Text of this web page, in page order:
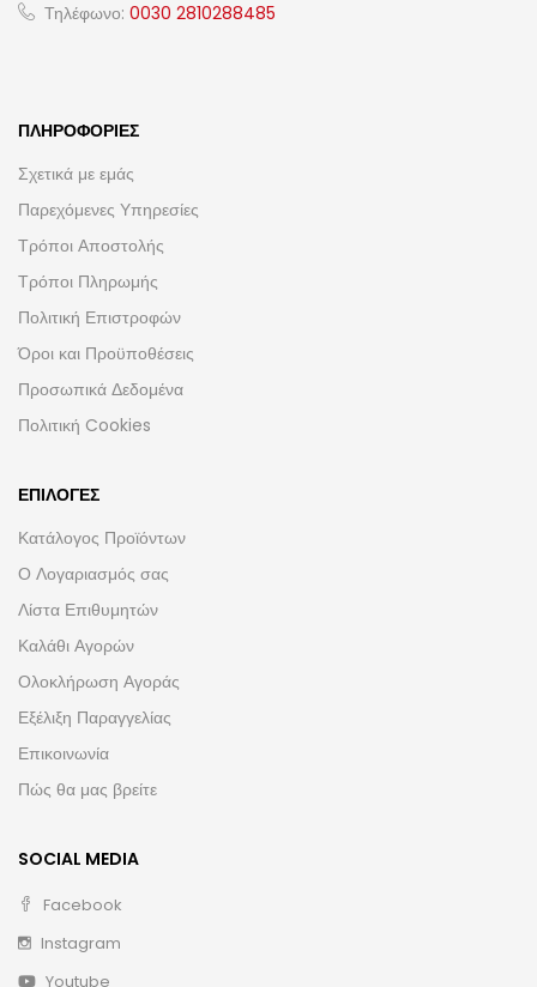
Τηλέφωνο: 0030 2810288485
ΠΛΗΡΟΦΟΡΊΕΣ
Σχετικά με εμάς
Παρεχόμενες Υπηρεσίες
Τρόποι Αποστολής
Τρόποι Πληρωμής
Πολιτική Επιστροφών
Όροι και Προϋποθέσεις
Προσωπικά Δεδομένα
Πολιτική Cookies
ΕΠΙΛΟΓΈΣ
Κατάλογος Προϊόντων
Ο Λογαριασμός σας
Λίστα Επιθυμητών
Καλάθι Αγορών
Ολοκλήρωση Αγοράς
Εξέλιξη Παραγγελίας
Επικοινωνία
Πώς θα μας βρείτε
SOCIAL MEDIA
Facebook
Instagram
Youtube